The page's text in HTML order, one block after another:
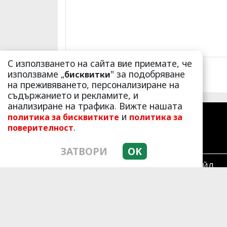
С използването на сайта вие приемате, че
използваме „бисквитки" за подобряване
на преживяването, персонализиране на
съдържанието и рекламите, и
анализиране на трафика. Вижте нашата
политика за бисквитките и политика за
поверителност.
ЗАТВОРИ OK
ЛАЙФСТАЙЛ